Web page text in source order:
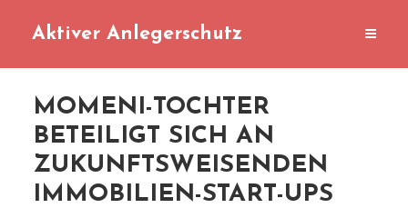
Aktiver Anlegerschutz
MOMENI-TOCHTER
BETEILIGT SICH AN
ZUKUNFTSWEISENDEN
IMMOBILIEN-START-UPS